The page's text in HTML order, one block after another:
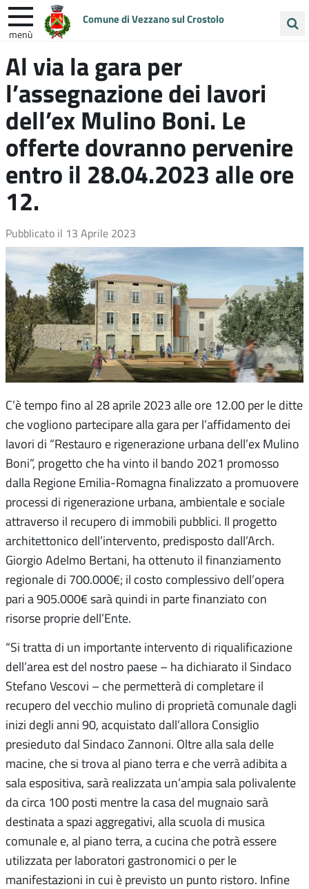
Comune di Vezzano sul Crostolo
menù
nel
sito
ENTRA IN COMUNE
UNIONE COLLINE MATILDICHE
Al via la gara per
l’assegnazione dei lavori
dell’ex Mulino Boni. Le
offerte dovranno pervenire
entro il 28.04.2023 alle ore
12.
Pubblicato il 13 Aprile 2023
C’è tempo fino al 28 aprile 2023 alle ore 12.00 per le ditte
che vogliono partecipare alla gara per l’affidamento dei
lavori di “Restauro e rigenerazione urbana dell’ex Mulino
Boni”, progetto che ha vinto il bando 2021 promosso
dalla Regione Emilia-Romagna finalizzato a promuovere
processi di rigenerazione urbana, ambientale e sociale
attraverso il recupero di immobili pubblici. Il progetto
architettonico dell’intervento, predisposto dall’Arch.
Giorgio Adelmo Bertani, ha ottenuto il finanziamento
regionale di 700.000€; il costo complessivo dell’opera
pari a 905.000€ sarà quindi in parte finanziato con
risorse proprie dell’Ente.
“Si tratta di un importante intervento di riqualificazione
dell’area est del nostro paese – ha dichiarato il Sindaco
Stefano Vescovi – che permetterà di completare il
recupero del vecchio mulino di proprietà comunale dagli
inizi degli anni 90, acquistato dall’allora Consiglio
presieduto dal Sindaco Zannoni. Oltre alla sala delle
macine, che si trova al piano terra e che verrà adibita a
sala espositiva, sarà realizzata un’ampia sala polivalente
da circa 100 posti mentre la casa del mugnaio sarà
destinata a spazi aggregativi, alla scuola di musica
comunale e, al piano terra, a cucina che potrà essere
utilizzata per laboratori gastronomici o per le
manifestazioni in cui è previsto un punto ristoro. Infine